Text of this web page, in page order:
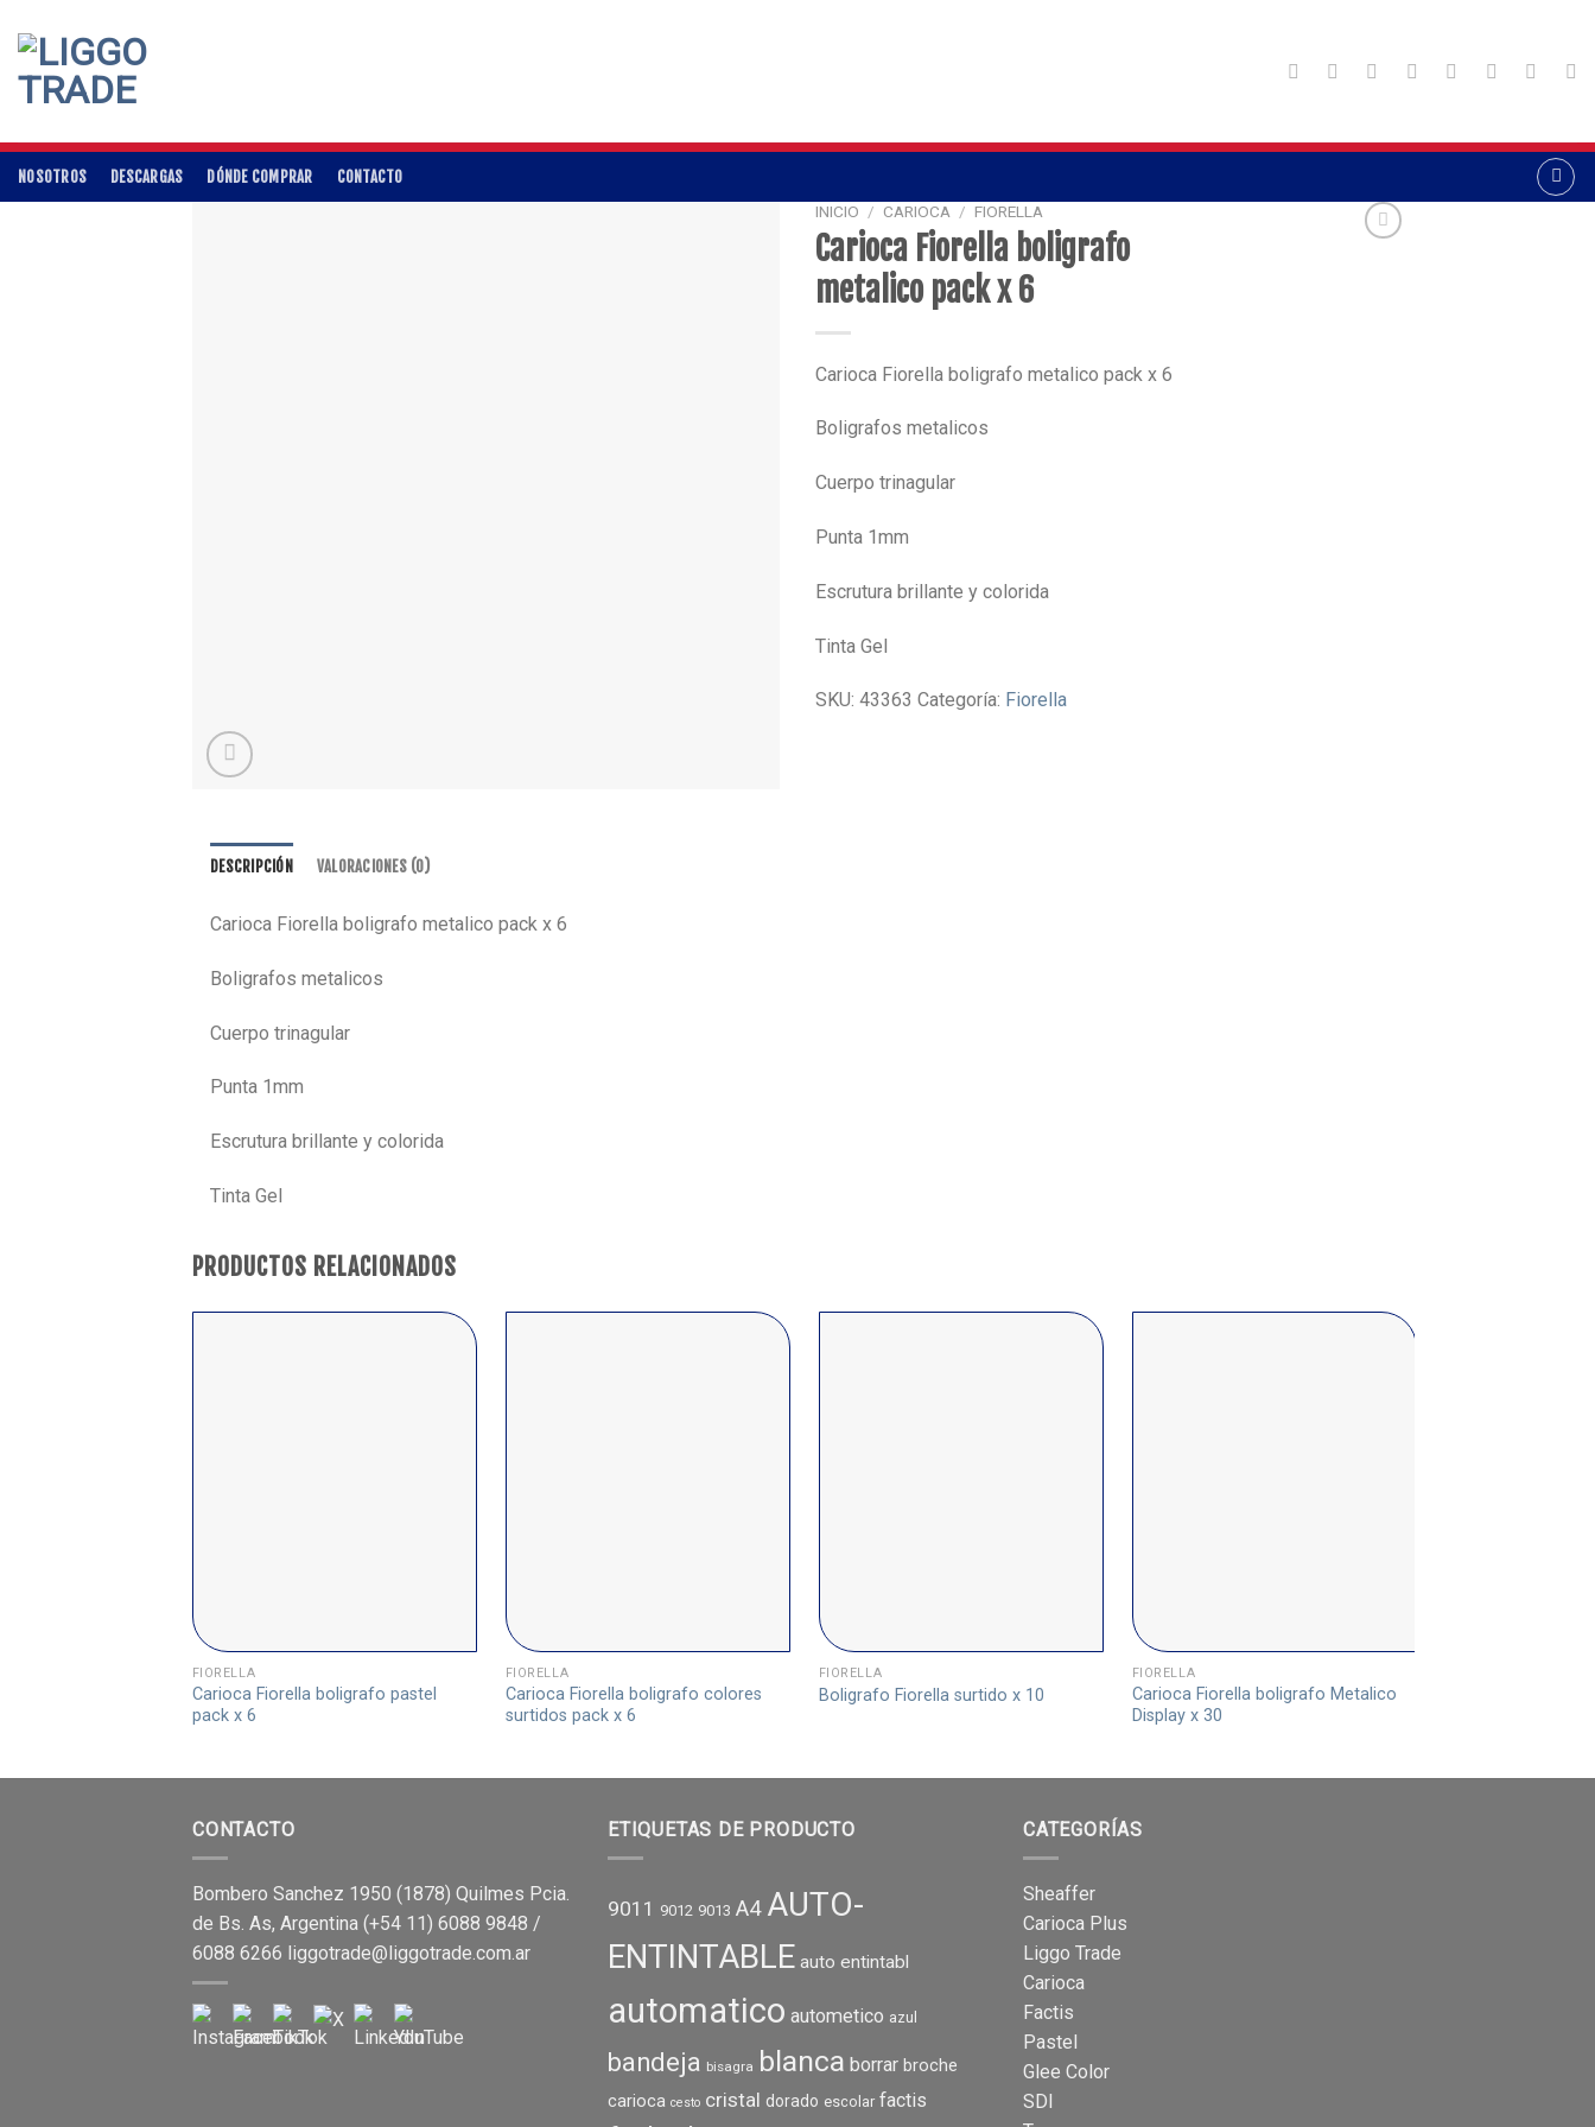
content
NOSOTROS DESCARGAS DÓNDE COMPRAR
CONTACTO
INICIO / CARIOCA / FIORELLA
Carioca Fiorella boligrafo
metalico pack x 6
Carioca Fiorella boligrafo metalico pack x 6
Boligrafos metalicos
Cuerpo trinagular
Punta 1mm
Escrutura brillante y colorida
Tinta Gel
SKU: 43363 Categoría: Fiorella
DESCRIPCIÓN VALORACIONES (0)
Carioca Fiorella boligrafo metalico pack x 6
Boligrafos metalicos
Cuerpo trinagular
Punta 1mm
Escrutura brillante y colorida
Tinta Gel
PRODUCTOS RELACIONADOS
FIORELLA
Carioca Fiorella boligrafo pastel
pack x 6
FIORELLA
Carioca Fiorella boligrafo colores
surtidos pack x 6
FIORELLA
Boligrafo Fiorella surtido x 10
FIORELLA
Carioca Fiorella boligrafo Metalico
Display x 30
CONTACTO
Bombero Sanchez 1950 (1878) Quilmes Pcia.
de Bs. As, Argentina (+54 11) 6088 9848 /
6088 6266 liggotrade@liggotrade.com.ar
ETIQUETAS DE PRODUCTO
9011 9012 9013 A4 AUTO-
ENTINTABLE auto entintabl
automatico autometico azul
bandeja bisagra blanca borrar broche
carioca cesto cristal dorado escolar factis
CATEGORÍAS
Sheaffer
Carioca Plus
Liggo Trade
Carioca
Factis
Pastel
Glee Color
SDI